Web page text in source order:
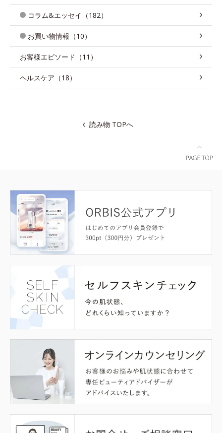
コラム&エッセイ（182）
お買い物情報（10）
お客様エピソード（11）
ヘルスケア（18）
読み物 TOPへ